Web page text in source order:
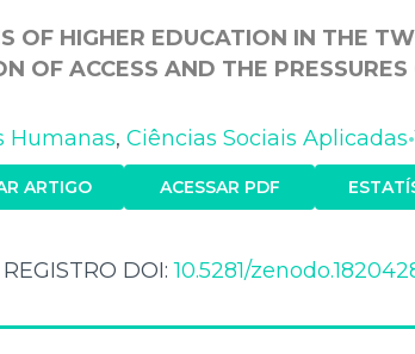
OF HIGHER EDUCATION IN THE
OF ACCESS AND THE
Humanas, Ciências Sociais Aplicadas•
ARTIGO ACESSAR PDF
REGISTRO DOI:10.5281/